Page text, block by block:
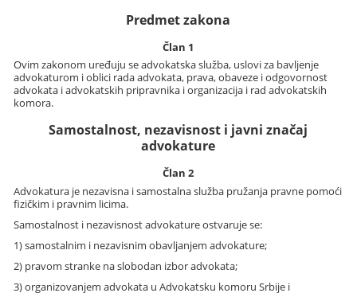
Predmet zakona
Član 1
Ovim zakonom uređuju se advokatska služba, uslovi za bavljenje
advokaturom i oblici rada advokata, prava, obaveze i odgovornost
advokata i advokatskih pripravnika i organizacija i rad advokatskih
komora.
Samostalnost, nezavisnost i javni značaj
advokature
Član 2
Advokatura je nezavisna i samostalna služba pružanja pravne pomoći
fizičkim i pravnim licima.
Samostalnost i nezavisnost advokature ostvaruje se:
1) samostalnim i nezavisnim obavljanjem advokature;
2) pravom stranke na slobodan izbor advokata;
3) organizovanjem advokata u Advokatsku komoru Srbije i